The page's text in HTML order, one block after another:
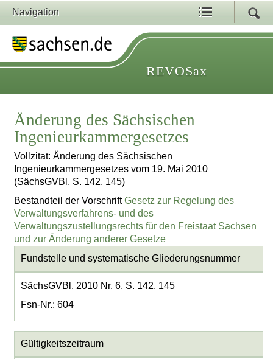
Navigation
REVOSax
Änderung des Sächsischen
Ingenieurkammergesetzes
Vollzitat: Änderung des Sächsischen
Ingenieurkammergesetzes vom 19. Mai 2010
(SächsGVBl. S. 142, 145)
Bestandteil der VorschriftGesetz zur Regelung des
Verwaltungsverfahrens- und des
Verwaltungszustellungsrechts für den Freistaat Sachsen
und zur Änderung anderer Gesetze
Fundstelle und systematische Gliederungsnummer
SächsGVBl. 2010 Nr. 6, S. 142, 145
Fsn-Nr.: 604
Gültigkeitszeitraum